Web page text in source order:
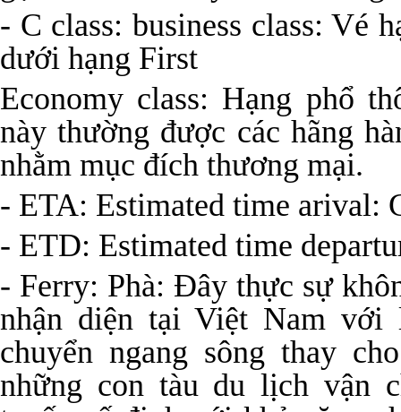
- C class: business class: Vé
dưới hạng First
Economy class: Hạng phổ
này thường được các hãng
nhằm mục đích thương mại.
- ETA: Estimated time arival:
- ETD: Estimated time
- Ferry: Phà: Đây thực sự
nhận diện tại Việt Nam
chuyển ngang sông thay
những con tàu du lịch vận